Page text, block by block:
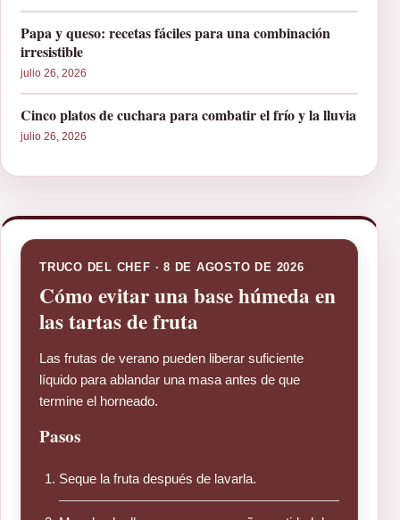
Papa y queso: recetas fáciles para una combinación
irresistible
julio 26, 2026
Cinco platos de cuchara para combatir el frío y la lluvia
julio 26, 2026
TRUCO DEL CHEF · 8 DE AGOSTO DE 2026
Cómo evitar una base húmeda en
las tartas de fruta
Las frutas de verano pueden liberar suficiente
líquido para ablandar una masa antes de que
termine el horneado.
Pasos
Seque la fruta después de lavarla.